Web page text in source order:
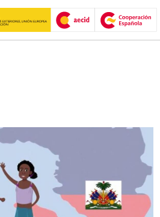
-FCAS